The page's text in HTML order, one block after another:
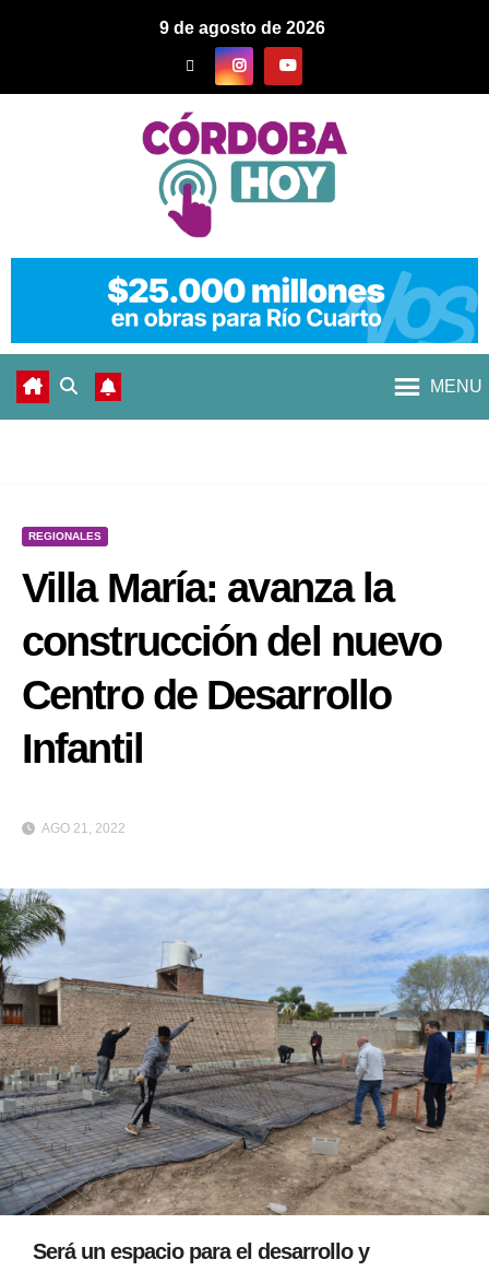
9 de agosto de 2026
MENU
REGIONALES
Villa María: avanza la
construcción del nuevo
Centro de Desarrollo
Infantil
AGO 21, 2022
Será un espacio para el desarrollo y